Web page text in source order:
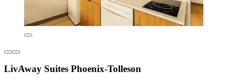
LivAway Suites Phoenix-Tolleson